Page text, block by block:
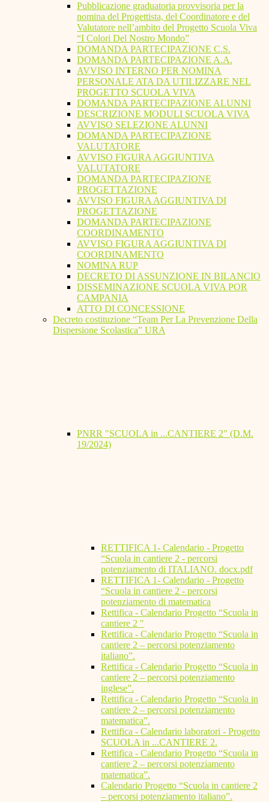
Pubblicazione graduatoria provvisoria per la
nomina del Progettista, del Coordinatore e del
Valutatore nell’ambito del Progetto Scuola Viva
“I Colori Del Nostro Mondo”
DOMANDA PARTECIPAZIONE C.S.
DOMANDA PARTECIPAZIONE A.A.
AVVISO INTERNO PER NOMINA
PERSONALE ATA DA UTILIZZARE NEL
PROGETTO SCUOLA VIVA
DOMANDA PARTECIPAZIONE ALUNNI
DESCRIZIONE MODULI SCUOLA VIVA
AVVISO SELEZIONE ALUNNI
DOMANDA PARTECIPAZIONE
VALUTATORE
AVVISO FIGURA AGGIUNTIVA
VALUTATORE
DOMANDA PARTECIPAZIONE
PROGETTAZIONE
AVVISO FIGURA AGGIUNTIVA DI
PROGETTAZIONE
DOMANDA PARTECIPAZIONE
COORDINAMENTO
AVVISO FIGURA AGGIUNTIVA DI
COORDINAMENTO
NOMINA RUP
DECRETO DI ASSUNZIONE IN BILANCIO
DISSEMINAZIONE SCUOLA VIVA POR
CAMPANIA
ATTO DI CONCESSIONE
Decreto costituzione “Team Per La Prevenzione Della
Dispersione Scolastica” URA
PNRR "SCUOLA in ...CANTIERE 2" (D.M.
19/2024)
RETTIFICA 1- Calendario - Progetto
“Scuola in cantiere 2 - percorsi
potenziamento di ITALIANO. docx.pdf
RETTIFICA 1- Calendario - Progetto
“Scuola in cantiere 2 - percorsi
potenziamento di matematica
Rettifica - Calendario Progetto “Scuola in
cantiere 2 "
Rettifica - Calendario Progetto “Scuola in
cantiere 2 – percorsi potenziamento
italiano”.
Rettifica - Calendario Progetto “Scuola in
cantiere 2 – percorsi potenziamento
inglese”.
Rettifica - Calendario Progetto “Scuola in
cantiere 2 – percorsi potenziamento
matematica”.
Rettifica - Calendario laboratori - Progetto
SCUOLA in ...CANTIERE 2.
Rettifica - Calendario Progetto “Scuola in
cantiere 2 – percorsi potenziamento
matematica”.
Calendario Progetto “Scuola in cantiere 2
– percorsi potenziamento italiano”.